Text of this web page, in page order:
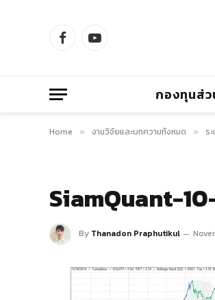
FacebookYouTube
กองทุนส่
Home » งานวิจัยและบทความทั้งหมด » ร
SiamQuant-
By Thanadon Praphutikul